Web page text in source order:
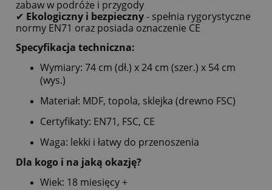
zabaw w podróże i przygody
✔ Ekologiczny i bezpieczny- spełnia rygorystyczne
normy EN71 oraz posiada oznaczenie CE
Specyfikacja techniczna:
Wymiary: 74 cm (dł.) x 24 cm (szer.) x 54 cm
(wys.)
Materiał: MDF, topola, sklejka (drewno FSC)
Certyfikaty: EN71, FSC, CE
Waga: lekki i łatwy do przenoszenia
Dla kogo i na jaką okazję?
Wiek: 18 miesięcy +